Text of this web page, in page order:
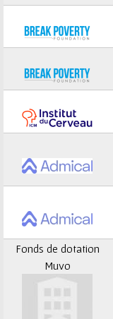
ê
s
i
Fonds de dotation
Muvo